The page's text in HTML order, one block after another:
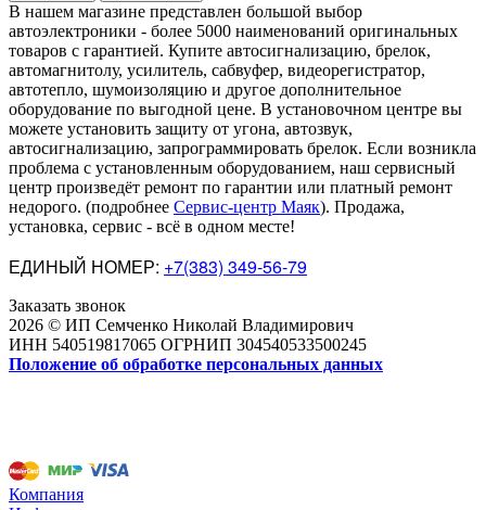
В нашем магазине представлен большой выбор
автоэлектроники - более 5000 наименований оригинальных
товаров с гарантией. Купите автосигнализацию, брелок,
автомагнитолу, усилитель, сабвуфер, видеорегистратор,
автотепло, шумоизоляцию и другое дополнительное
оборудование по выгодной цене. В установочном центре вы
можете установить защиту от угона, автозвук,
автосигнализацию, запрограммировать брелок. Если возникла
проблема с установленным оборудованием, наш сервисный
центр произведёт ремонт по гарантии или платный ремонт
недорого. (подробнее Сервис-центр Маяк). Продажа,
установка, сервис - всё в одном месте!
ЕДИНЫЙ НОМЕР: +7(383) 349-56-79
Заказать звонок
2026 © ИП Семченко Николай Владимирович
ИНН 540519817065 ОГРНИП 304540533500245
Положение об обработке персональных данных
Компания